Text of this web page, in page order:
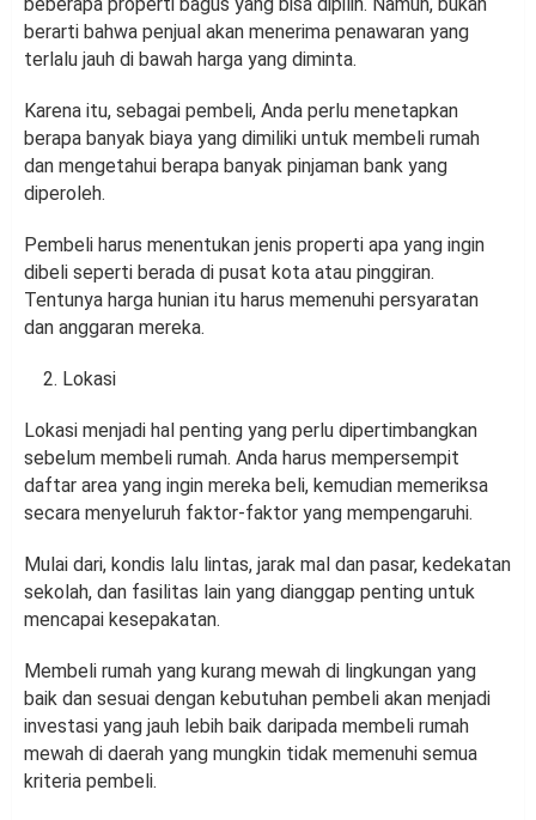
beberapa properti bagus yang bisa dipilih. Namun, bukan
berarti bahwa penjual akan menerima penawaran yang
terlalu jauh di bawah harga yang diminta.
Karena itu, sebagai pembeli, Anda perlu menetapkan
berapa banyak biaya yang dimiliki untuk membeli rumah
dan mengetahui berapa banyak pinjaman bank yang
diperoleh.
Pembeli harus menentukan jenis properti apa yang ingin
dibeli seperti berada di pusat kota atau pinggiran.
Tentunya harga hunian itu harus memenuhi persyaratan
dan anggaran mereka.
Lokasi
Lokasi menjadi hal penting yang perlu dipertimbangkan
sebelum membeli rumah. Anda harus mempersempit
daftar area yang ingin mereka beli, kemudian memeriksa
secara menyeluruh faktor-faktor yang mempengaruhi.
Mulai dari, kondis lalu lintas, jarak mal dan pasar, kedekatan
sekolah, dan fasilitas lain yang dianggap penting untuk
mencapai kesepakatan.
Membeli rumah yang kurang mewah di lingkungan yang
baik dan sesuai dengan kebutuhan pembeli akan menjadi
investasi yang jauh lebih baik daripada membeli rumah
mewah di daerah yang mungkin tidak memenuhi semua
kriteria pembeli.